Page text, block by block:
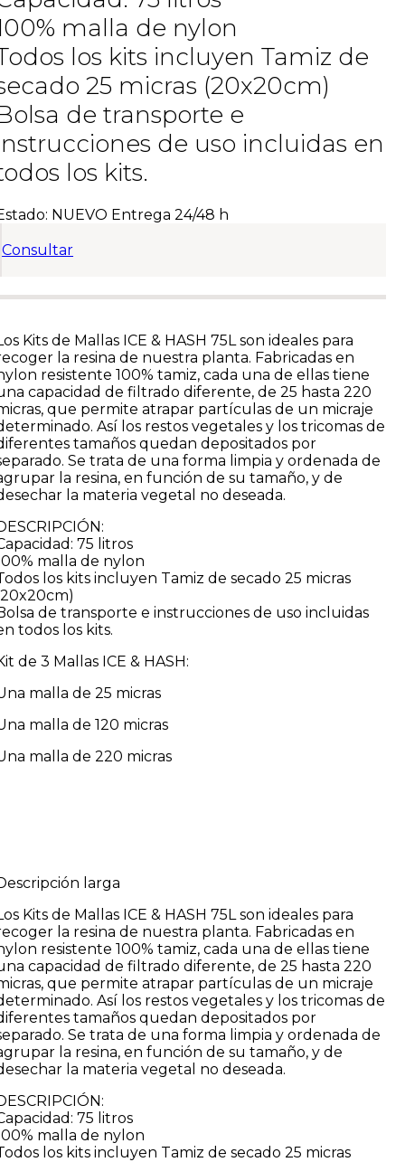
malla de nylon
los kits incluyen Tamiz de
25 micras (20x20cm)
de transporte e
de uso incluidas en
los kits.
NUEVO Entrega 24/48 h
Consultar
Kits de Mallas ICE & HASH 75L son ideales para
la resina de nuestra planta. Fabricadas en
resistente 100% tamiz, cada una de ellas tiene
capacidad de filtrado diferente, de 25 hasta 220
que permite atrapar partículas de un micraje
Así los restos vegetales y los tricomas de
tamaños quedan depositados por
Se trata de una forma limpia y ordenada de
la resina, en función de su tamaño, y de
la materia vegetal no deseada.
75 litros
malla de nylon
los kits incluyen Tamiz de secado 25 micras
de transporte e instrucciones de uso incluidas
todos los kits.
de 3 Mallas ICE & HASH:
malla de 25 micras
malla de 120 micras
malla de 220 micras
larga
Kits de Mallas ICE & HASH 75L son ideales para
la resina de nuestra planta. Fabricadas en
resistente 100% tamiz, cada una de ellas tiene
capacidad de filtrado diferente, de 25 hasta 220
que permite atrapar partículas de un micraje
Así los restos vegetales y los tricomas de
tamaños quedan depositados por
Se trata de una forma limpia y ordenada de
la resina, en función de su tamaño, y de
la materia vegetal no deseada.
75 litros
malla de nylon
los kits incluyen Tamiz de secado 25 micras